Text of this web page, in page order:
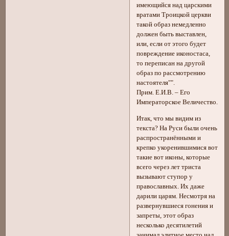
имеющийся над царскими
вратами Троицкой церкви
такой образ немедленно
должен быть выставлен,
или, если от этого будет
повреждение иконостаса,
то переписан на другой
образ по рассмотрению
настоятеля"".
Прим. Е.И.В. – Его
Императорское Величество.
Итак, что мы видим из
текста? На Руси были очень
распространёнными и
крепко укоренившимися вот
такие вот иконы, которые
всего через лет триста
вызывают ступор у
православных. Их даже
дарили царям. Несмотря на
развернувшиеся гонения и
запреты, этот образ
несколько десятилетий